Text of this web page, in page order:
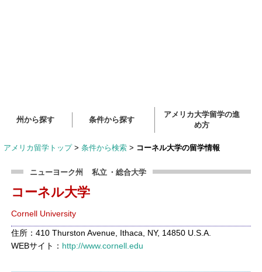
州から探す 条件から探す
アメリカ大学留学の進
め方
アメリカ留学トップ > 条件から検索 > コーネル大学の留学情報
ニューヨーク州 私立 ・総合大学
コーネル大学
Cornell University
住所：410 Thurston Avenue, Ithaca, NY, 14850 U.S.A.
WEBサイト： http://www.cornell.edu